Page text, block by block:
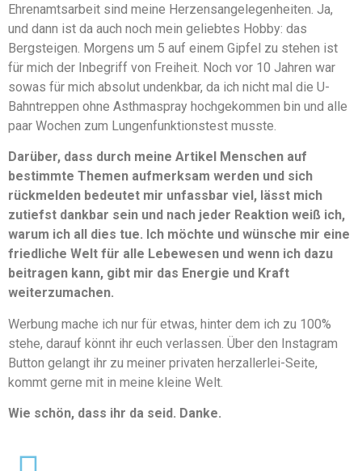
Ehrenamtsarbeit sind meine Herzensangelegenheiten. Ja,
und dann ist da auch noch mein geliebtes Hobby: das
Bergsteigen. Morgens um 5 auf einem Gipfel zu stehen ist
für mich der Inbegriff von Freiheit. Noch vor 10 Jahren war
sowas für mich absolut undenkbar, da ich nicht mal die U-
Bahntreppen ohne Asthmaspray hochgekommen bin und alle
paar Wochen zum Lungenfunktionstest musste.
Darüber, dass durch meine Artikel Menschen auf
bestimmte Themen aufmerksam werden und sich
rückmelden bedeutet mir unfassbar viel, lässt mich
zutiefst dankbar sein und nach jeder Reaktion weiß ich,
warum ich all dies tue. Ich möchte und wünsche mir eine
friedliche Welt für alle Lebewesen und wenn ich dazu
beitragen kann, gibt mir das Energie und Kraft
weiterzumachen.
Werbung mache ich nur für etwas, hinter dem ich zu 100%
stehe, darauf könnt ihr euch verlassen. Über den Instagram
Button gelangt ihr zu meiner privaten herzallerlei-Seite,
kommt gerne mit in meine kleine Welt.
Wie schön, dass ihr da seid. Danke.